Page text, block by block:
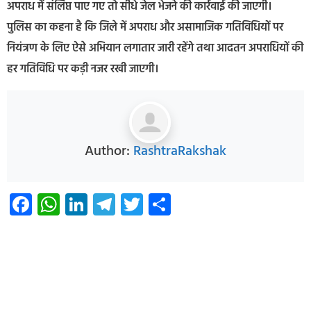
अपराध में संलिप्त पाए गए तो सीधे जेल भेजने की कार्रवाई की जाएगी।
पुलिस का कहना है कि जिले में अपराध और असामाजिक गतिविधियों पर
नियंत्रण के लिए ऐसे अभियान लगातार जारी रहेंगे तथा आदतन अपराधियों की
हर गतिविधि पर कड़ी नजर रखी जाएगी।
Author: RashtraRakshak
Facebook
WhatsApp
LinkedIn
Telegram
Twitter